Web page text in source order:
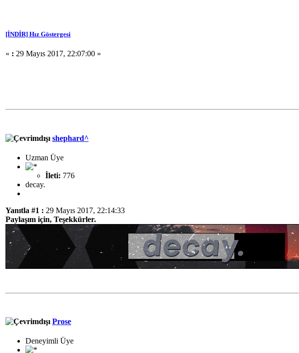
[İNDİR] Hız Göstergesi
« : 29 Mayıs 2017, 22:07:00 »
shephard^
Uzman Üye
İleti: 776
decay.
Yanıtla #1 : 29 Mayıs 2017, 22:14:33
Paylaşım için, Teşekkürler.
Prose
Deneyimli Üye